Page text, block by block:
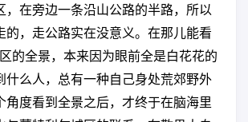
，在旁边一条沿山公路的半路，所以
的，走公路实在没意义。在那儿能看
的全景，本来因为眼前全是白花花的
什么人，总有一种自己身处荒郊野外
角度看到全景之后，才终于在脑海里